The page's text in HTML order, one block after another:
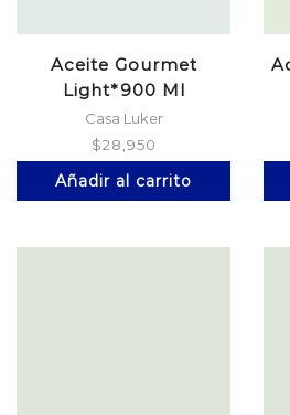
Aceite Gourmet
Light*900 Ml
Casa Luker
$28,950
Añadir al carrito